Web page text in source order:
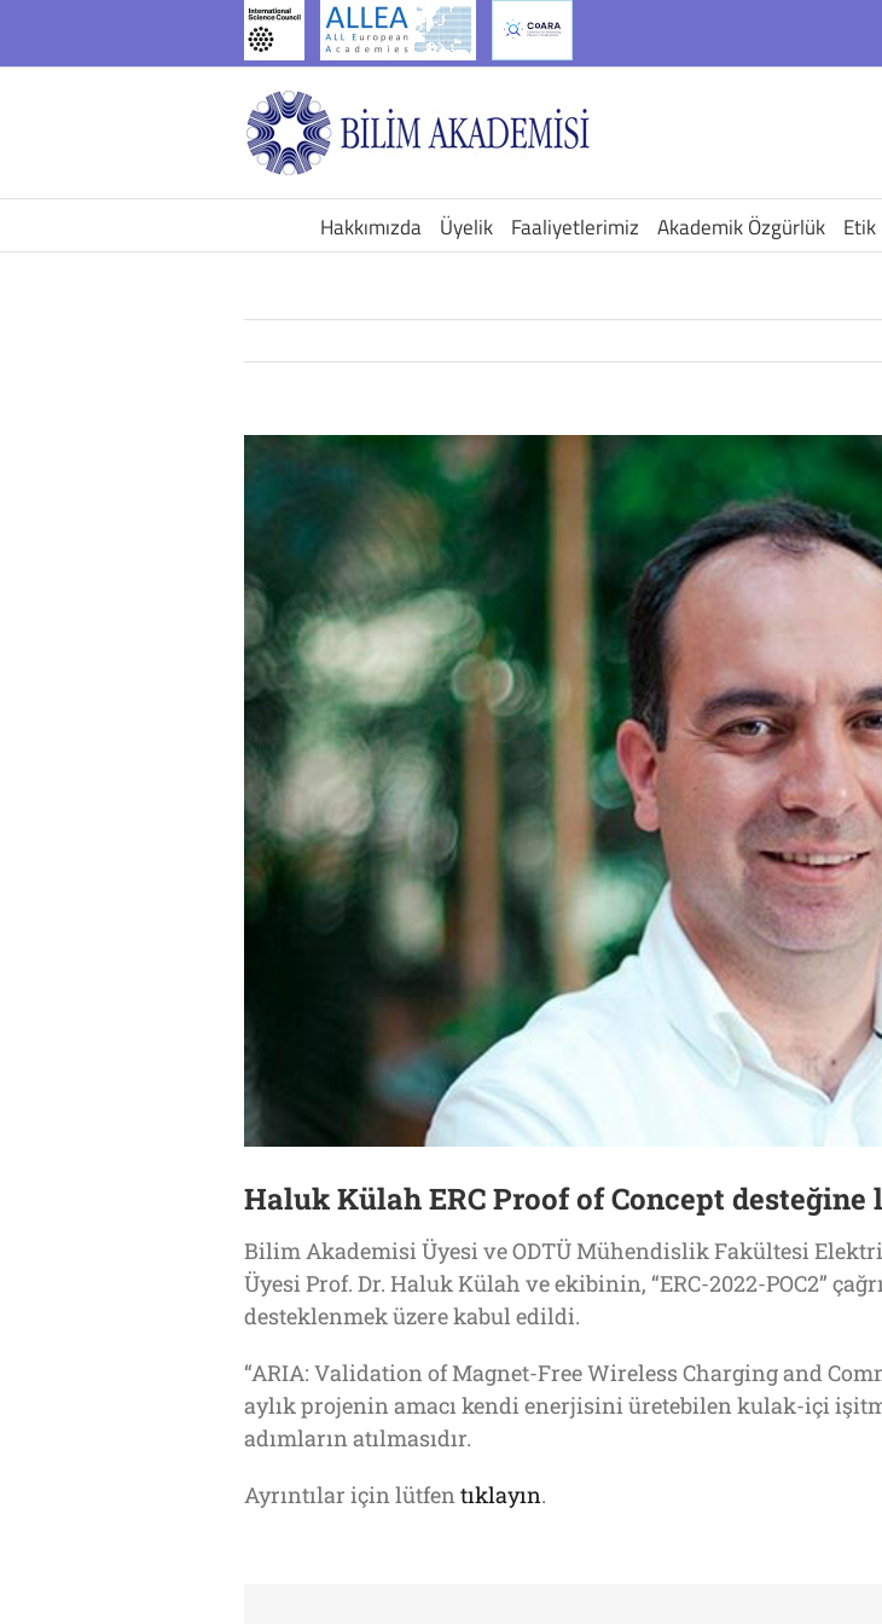
Hakkımızda Üyelik Faaliyetlerimiz Akademik Özgürlük Etik
Haluk Külah ERC Proof of Concept desteğine
Bilim Akademisi Üyesi ve ODTÜ Mühendislik Fakültesi
Üyesi Prof. Dr. Haluk Külah ve ekibinin, “ERC-2022-POC2”
desteklenmek üzere kabul edildi.
“ARIA: Validation of Magnet-Free Wireless Charging and
aylık projenin amacı kendi enerjisini üretebilen kulak-içi
adımların atılmasıdır.
Ayrıntılar için lütfentıklayın.